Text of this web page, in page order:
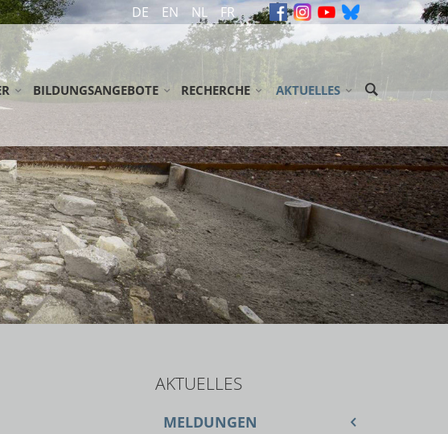
DE EN NL FR
FÜHRUNGEN
BILDUNGSANGEBOTE
SCHULKLASSEN / JUGENDGRUPPEN
ERWACHSENENGRUPPEN
FÖRDERMÖGLICHKEITEN/ ZUSCHÜSSE
NEDERLANDSE GROEPEN
WANDERAUSSTELLUNG 'ABGEURTEILT!'
RECHERCHE
GEDENKBÜCHER
BIBLIOTHEK
LITERATUR
AKTUELLES
MELDUNGEN
VERANSTALTUNGEN
NEWSLETTER
AKTUELLES
MELDUNGEN